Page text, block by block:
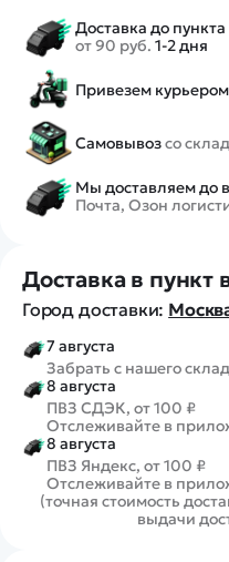
Доставка до
от 90 руб. 1-2 дня
Привезем
Самовывозсо
Мы доставляем до
Почта, Озон
Доставка в пункт
Город доставки:
7 августа
Забрать с нашего
8 августа
ПВЗ СДЭК, от 100 ₽
Отслеживайте в
8 августа
ПВЗ Яндекс, от 100 ₽
Отслеживайте в
(точная стоимость
выдачи